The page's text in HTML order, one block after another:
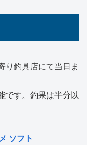
釣具店にて当日ま
です。釣果は半分以
ソフト